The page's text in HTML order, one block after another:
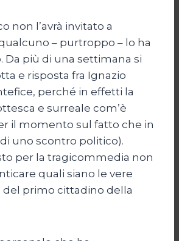
non l’avrà invitato a
– purtroppo – lo ha
Da più di una settimana si
e risposta fra Ignazio
perché in effetti la
e surreale com’è
il momento sul fatto che in
uno scontro politico).
per la tragicommedia non
quali siano le vere
del primo cittadino della